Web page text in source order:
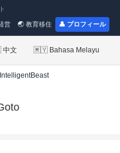
営 🌏 教育移住 👤 プロフィール
文 🇲🇾 Bahasa Melayu